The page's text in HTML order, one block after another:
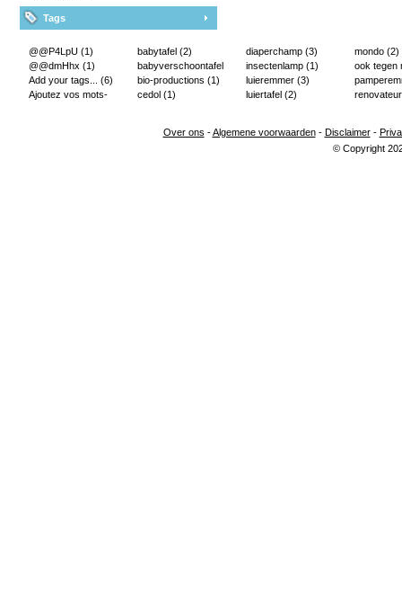
Tags
@@P4LpU (1)
@@dmHhx (1)
Add your tags... (6)
Ajoutez vos mots-
babytafel (2)
babyverschoontafel
(2)
bio-productions (1)
cedol (1)
diaperchamp (3)
insectenlamp (1)
luieremmer (3)
luiertafel (2)
mondo (2)
ook tegen
Over ons -Algemene voorwaarden- Disclaimer-
© Copyright